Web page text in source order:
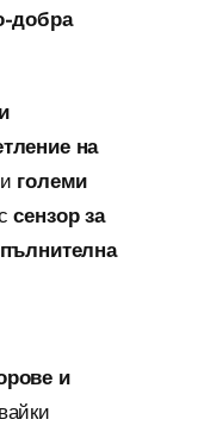
добра
на
големи
сензор за
и